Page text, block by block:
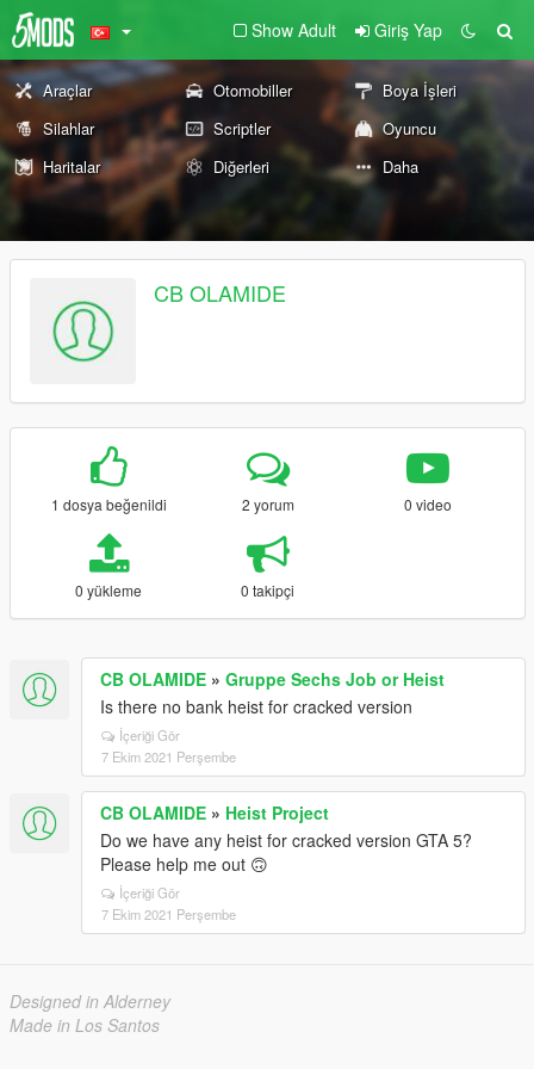
Show Adult Giriş Yap
Araçlar Otomobiller
Boya İşleri
Silahlar
Scriptler
Oyuncu
Haritalar
Diğerleri Daha
CB OLAMIDE
1 dosya beğenildi 2 yorum 0 video
0 yükleme 0 takipçi
CB OLAMIDE » Gruppe Sechs Job or Heist
Is there no bank heist for cracked version
İçeriği Gör
7 Ekim 2021 Perşembe
CB OLAMIDE » Heist Project
Do we have any heist for cracked version GTA 5?
Please help me out 🙃
İçeriği Gör
7 Ekim 2021 Perşembe
Designed in Alderney
Made in Los Santos